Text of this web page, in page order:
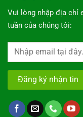
Vui lòng nhập địa chỉ
tuần của chúng tôi: